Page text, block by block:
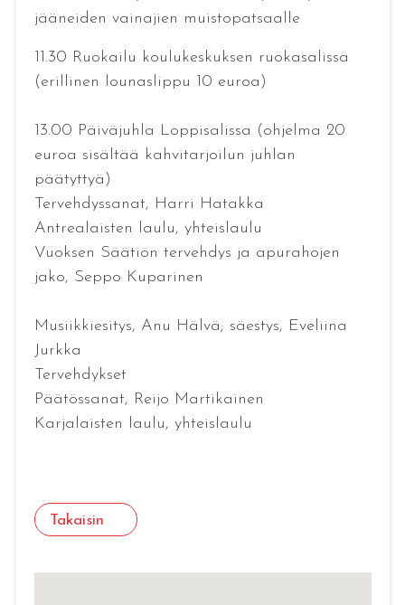
jääneiden vainajien muistopatsaalle
11.30 Ruokailu koulukeskuksen ruokasalissa
(erillinen lounaslippu 10 euroa)
13.00 Päiväjuhla Loppisalissa (ohjelma 20
euroa sisältää kahvitarjoilun juhlan
päätyttyä)
Tervehdyssanat, Harri Hatakka
Antrealaisten laulu, yhteislaulu
Vuoksen Säätiön tervehdys ja apurahojen
jako, Seppo Kuparinen
Musiikkiesitys, Anu Hälvä; säestys, Eveliina
Jurkka
Tervehdykset
Päätössanat, Reijo Martikainen
Karjalaisten laulu, yhteislaulu
Takaisin